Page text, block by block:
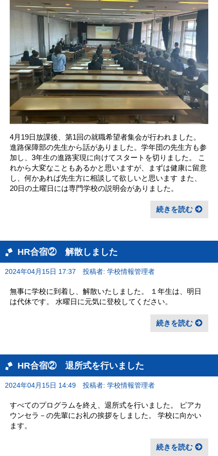
4月19日放課後、第1回の就職希望者集会が行われました。
進路保障部の先生から話がありました。学年団の先生方も参
加し、3年生の進路実現に向けてスタートを切りました。 こ
れから大変なこともあるかと思いますが、まずは健康に留意
し、何かあれば先生方に相談して欲しいと思います また、
20日の土曜日には専門学校の説明会がありました。
続きを読む
HR合宿② 解散しました
2024年04月15日 17:37 投稿者: 学校情報管理者
無事に学校に到着し、解散いたしました。 １年生は、明日
は代休です。 水曜日に元気に登校してください。
続きを読む
HR合宿② 退所式を行いました
2024年04月15日 14:49 投稿者: 学校情報管理者
すべてのプログラムを終え、退所式を行いました。 ピアカ
ウンセラ－の先輩にお礼の挨拶をしました。 学校に向かい
ます。
続きを読む